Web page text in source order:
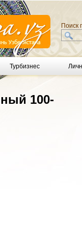
Поиск
Турбизнес
100-